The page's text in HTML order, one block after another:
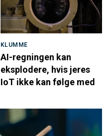
KLUMME
AI-regningen kan
eksplodere, hvis jeres
IoT ikke kan følge med